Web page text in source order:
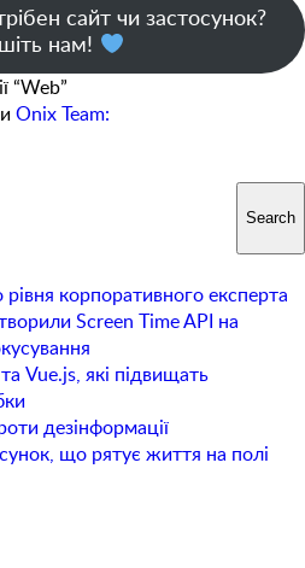
сайт чи застосунок?
нам!
“Web”
Onix Team:
Search
корпоративного експерта
Screen Time API на
Vue.js, які підвищать
дезінформації
що рятує життя на полі